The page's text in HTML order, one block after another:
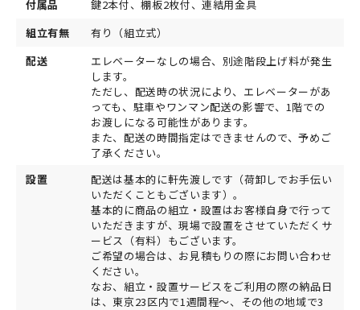
付属品
鍵2本付、棚板2枚付、連結用金具
組立有無
有り（組立式）
配送
エレベーターなしの場合、別途階段上げ料が発生
します。
ただし、配送時の状況により、エレベーターがあ
っても、駐車やワンマン配送の影響で、1階での
お渡しになる可能性があります。
また、配送の時間指定はできませんので、予めご
了承ください。
設置
配送は基本的に軒先渡しです（荷卸しでお手伝い
いただくこともございます）。
基本的に商品の組立・設置はお客様自身で行って
いただきますが、現場で設置をさせていただくサ
ービス（有料）もございます。
ご希望の場合は、お見積もりの際にお問い合わせ
ください。
なお、組立・設置サービスをご利用の際の納品日
は、東京23区内で1週間程～、その他の地域で3